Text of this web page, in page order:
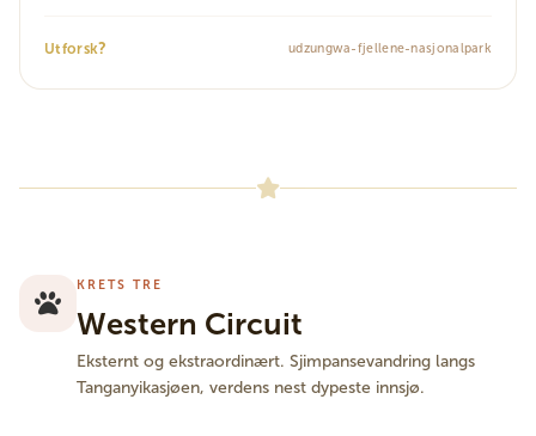
Utforsk? udzungwa-fjellene-nasjonalpark
KRETS TRE
Western Circuit
Eksternt og ekstraordinært. Sjimpansevandring langs
Tanganyikasjøen, verdens nest dypeste innsjø.